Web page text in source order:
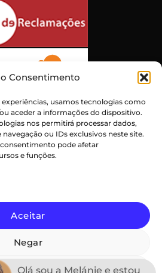
Consentimento
usamos tecnologias como
aceder a informações do dispositivo.
nos permitirá processar dados,
ou IDs exclusivos neste site.
pode afetar
e funções.
Aceitar
Negar
preferências
Credit
Maestro
(UE)
Termos e Condições
Olá sou a Melánie e estou